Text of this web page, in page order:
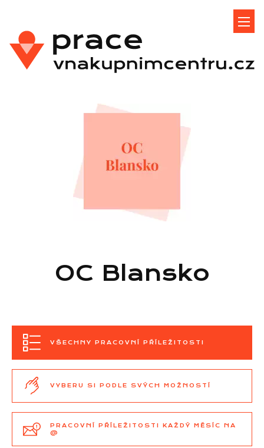
OC Blansko
VŠECHNY PRACOVNÍ PŘÍLEŽITOSTI
VYBERU SI PODLE SVÝCH MOŽNOSTÍ
PRACOVNÍ PŘÍLEŽITOSTI KAŽDÝ MĚSÍC NA
@